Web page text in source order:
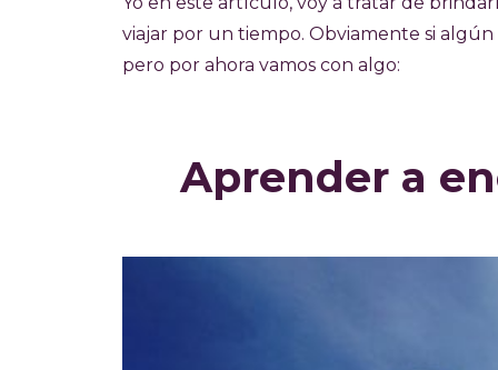
viajar por un tiempo. Obviamente si algún
pero por ahora vamos con algo:
Aprender a